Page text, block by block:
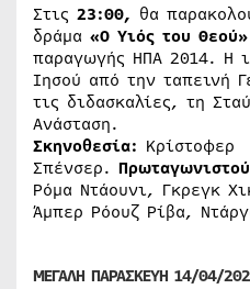
Στις 23:00, θα
δράμα «Ο Υιός του
παραγωγής ΗΠΑ 2014. Η
Ιησού από την ταπεινή
τις διδασκαλίες, τη
Ανάσταση.
Σκηνοθεσία: Κρίστοφερ
Σπένσερ.
Ρόμα Ντάουνι, Γκρεγκ
Άμπερ Ρόουζ Ρίβα,
ΜΕΓΑΛΗ ΠΑΡΑΣΚΕΥΗ 14/04/